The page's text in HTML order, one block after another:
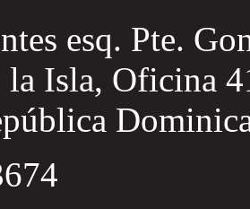
esq. Pte.
Isla, Oficina